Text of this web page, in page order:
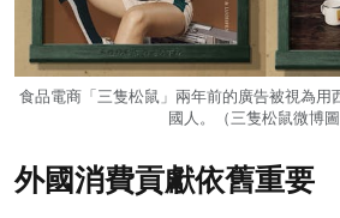
食品電商「三隻松鼠」兩年前的廣告被視為用
國人。（三隻松鼠微博圖
外國消費貢獻依舊重要